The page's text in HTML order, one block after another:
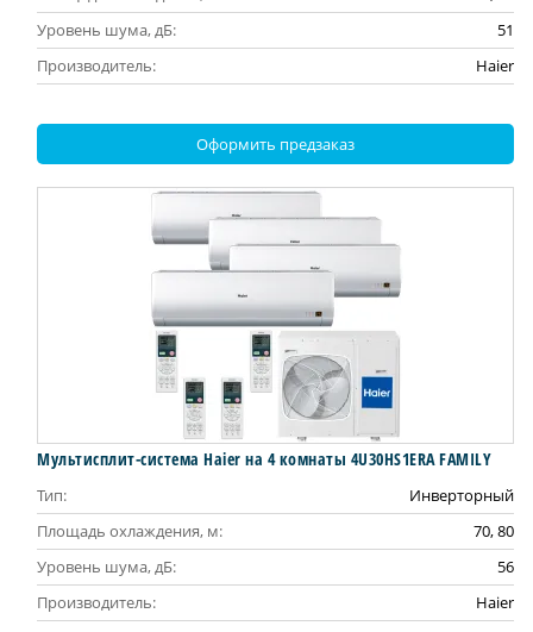
Уровень шума, дБ:
51
Производитель:
Haier
Оформить предзаказ
Мультисплит-система Haier на 4 комнаты 4U30HS1ERA FAMILY
Тип:
Инверторный
Площадь охлаждения, м:
70, 80
Уровень шума, дБ:
56
Производитель:
Haier